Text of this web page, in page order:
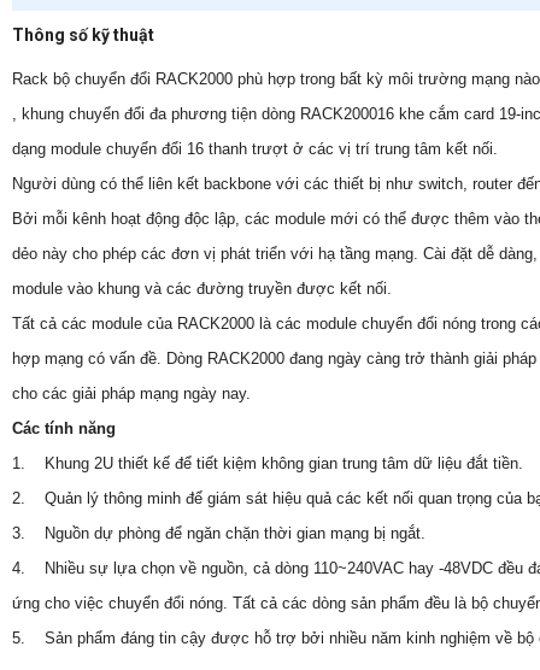
Thông số kỹ thuật
Rack bộ chuyển đổi RACK2000 phù hợp trong bất kỳ môi trường mạng
, khung chuyển đổi đa phương tiện dòng RACK200016 khe cắm card 19-
dạng module chuyển đổi 16 thanh trượt ở các vị trí trung tâm kết nối.
Người dùng có thể liên kết backbone với các thiết bị như switch, router
Bởi mỗi kênh hoạt động độc lập, các module mới có thể được thêm vào
dẻo này cho phép các đơn vị phát triển với hạ tầng mạng. Cài đặt dễ
module vào khung và các đường truyền được kết nối.
Tất cả các module của RACK2000 là các module chuyển đổi nóng trong
hợp mạng có vấn đề. Dòng RACK2000 đang ngày càng trở thành giải pháp
cho các giải pháp mạng ngày nay.
Các tính năng
1. Khung 2U thiết kế để tiết kiệm không gian trung tâm dữ liệu đắt tiền.
2. Quản lý thông minh để giám sát hiệu quả các kết nối quan trọng của
3. Nguồn dự phòng để ngăn chặn thời gian mạng bị ngắt.
4. Nhiều sự lựa chọn về nguồn, cả dòng 110~240VAC hay -48VDC đều
ứng cho việc chuyển đổi nóng. Tất cả các dòng sản phẩm đều là bộ
5. Sản phẩm đáng tin cậy được hỗ trợ bởi nhiều năm kinh nghiệm về bộ